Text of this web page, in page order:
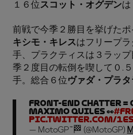
１６位スコット・オグデンは
前戦で今季２勝目を挙げた
キシモ・キレスはフリープ
手、プラクティスは３ラッ
季２度目の転倒を喫して０.
手。総合６位ヴァダ・プラタ
Front-end chatter =
Maximo Quiles 👀
pic.twitter.com/
— MotoGP™🏁 (@MotoGP)